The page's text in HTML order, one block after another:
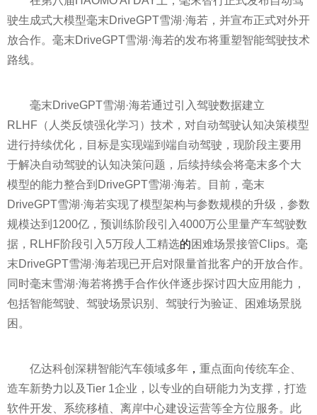
驶生成式大模型毫末DriveGPT雪湖·海若，并宣布正式对外开
放合作。毫末DriveGPT雪湖·海若的发布将重塑智能驾驶技术
路线。
毫末DriveGPT雪湖·海若通过引入驾驶数据建立
RLHF（人类反馈强化学习 ）技术，对自动驾驶认知决策模型
进行持续优化，目标是实现端到端自动驾驶，现阶段主要用
于解决自动驾驶的认知决策问题，后续持续会将毫末多个大
模型的能力整合到DriveGPT雪湖·海若。目前，毫末
DriveGPT雪湖·海若实现了模型架构与参数规模的升级，参数
规模达到1200亿，预训练阶段引入4000万公里量产车驾驶数
据，RLHF阶段引入5万段人工精选的困难场景接管Clips。毫
末DriveGPT雪湖·海若现已开启对限量首批客户的开放合作。
同时毫末雪湖·海若将携手合作伙伴逐步探讨四大应用能力，
包括智能驾驶、驾驶场景识别、驾驶行为验证、困难场景脱
困。
亿达科创深耕智能汽车领域多年 ， 重点面向传统车企、
造车新势力以及Tier 1企业，以专业的自研能力为支撑，打造
软件开发、系统移植、离岸中心建设运营等全方位服务。此